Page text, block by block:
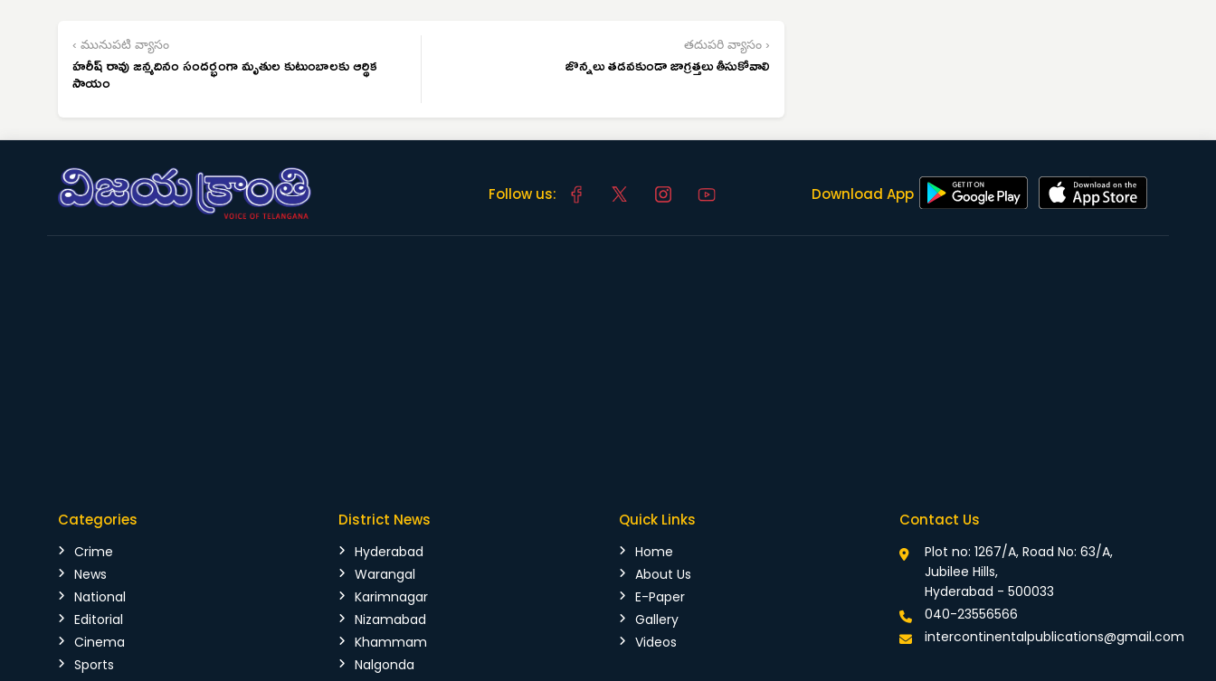
‹ మునుపటి వ్యాసం
హరీష్ రావు జన్మదినం సందర్భంగా మృతుల కుటుంబాలకు ఆర్థిక
సాయం
తదుపరి వ్యాసం ›
జొన్నలు తడవకుండా జాగ్రత్తలు తీసుకోవాలి
Follow us: Download App
Categories
Crime
News
National
Editorial
Cinema
Sports
District News
Hyderabad
Warangal
Karimnagar
Nizamabad
Khammam
Nalgonda
Quick Links
Home
About Us
E-Paper
Gallery
Videos
Contact Us
Plot no: 1267/A, Road No: 63/A,
Jubilee Hills,
Hyderabad - 500033
040-23556566
intercontinentalpublications@gmail.com